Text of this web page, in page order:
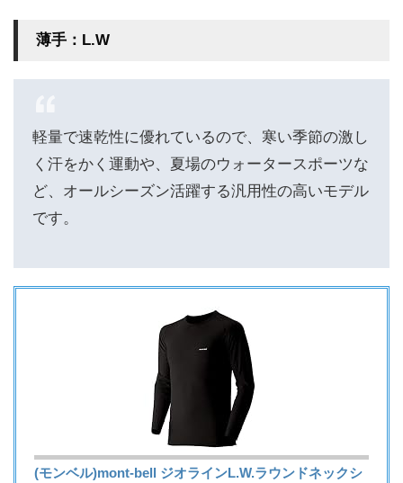
薄手：L.W
軽量で速乾性に優れているので、寒い季節の激し
く汗をかく運動や、夏場のウォータースポーツな
ど、オールシーズン活躍する汎用性の高いモデル
です。
(モンベル)mont-bell ジオラインL.W.ラウンドネックシ